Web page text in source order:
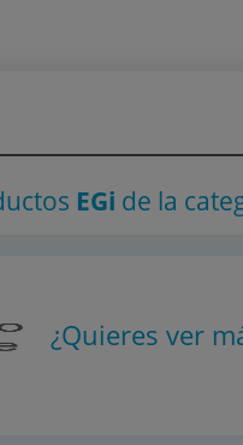
EGi de la
¿Quieres ver